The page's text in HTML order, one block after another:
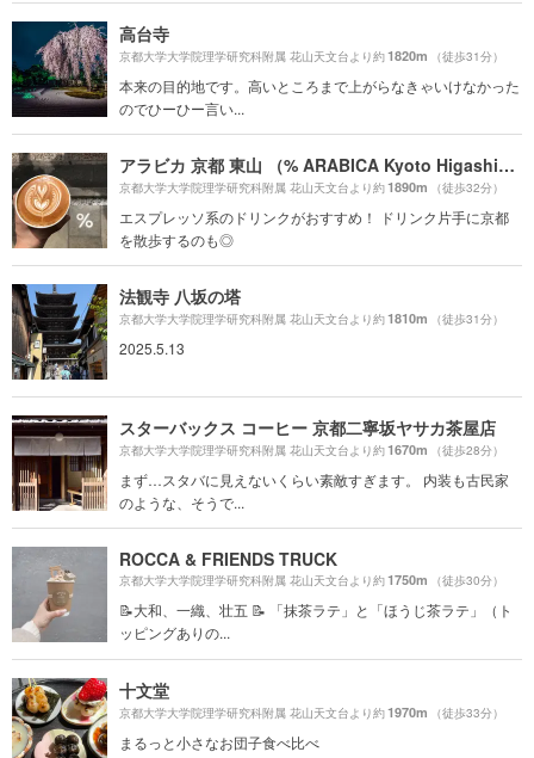
高台寺
京都大学大学院理学研究科附属 花山天文台より約1820m （徒歩31分）
本来の目的地です。高いところまで上がらなきゃいけなかった
のでひーひー言い...
アラビカ 京都 東山 （% ARABICA Kyoto Higashiyama）
京都大学大学院理学研究科附属 花山天文台より約1890m （徒歩32分）
エスプレッソ系のドリンクがおすすめ！ ドリンク片手に京都
を散歩するのも◎
法観寺 八坂の塔
京都大学大学院理学研究科附属 花山天文台より約1810m （徒歩31分）
2025.5.13
スターバックス コーヒー 京都二寧坂ヤサカ茶屋店
京都大学大学院理学研究科附属 花山天文台より約1670m （徒歩28分）
まず…スタバに見えないくらい素敵すぎます。 内装も古民家
のような、そうで...
ROCCA & FRIENDS TRUCK
京都大学大学院理学研究科附属 花山天文台より約1750m （徒歩30分）
📝大和、一織、壮五 📝 「抹茶ラテ」と「ほうじ茶ラテ」（ト
ッピングありの...
十文堂
京都大学大学院理学研究科附属 花山天文台より約1970m （徒歩33分）
まるっと小さなお団子食べ比べ